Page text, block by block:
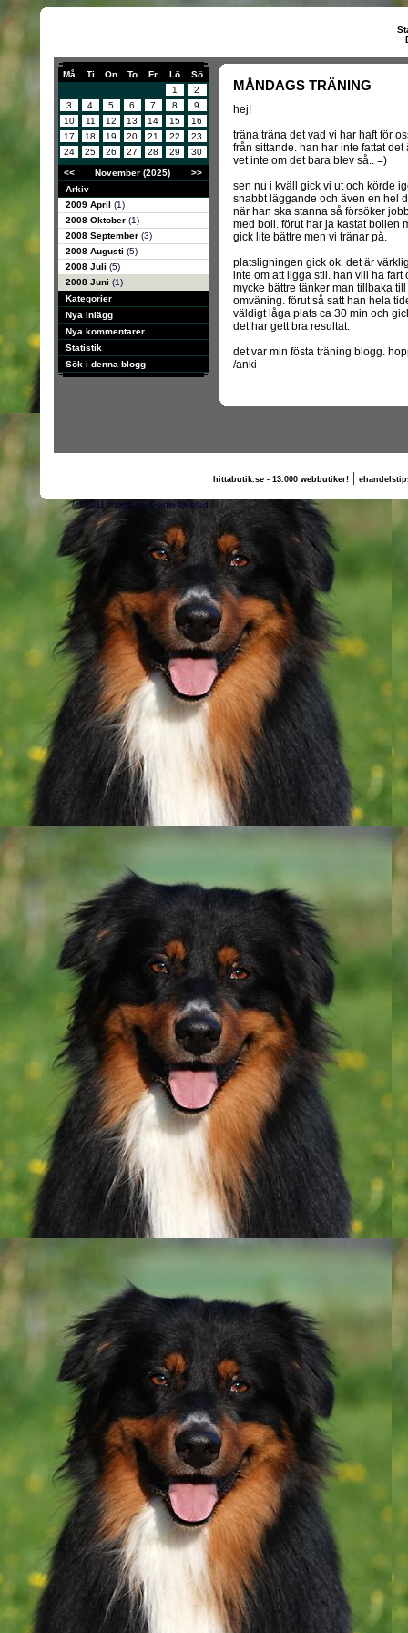
Må Ti On To Fr Lö
Sö
1
2
3
4 5 6 7 8
9
10
11 12 13 14 15
16
17
18 19 20 21 22
23
24
25 26 27 28 29 30
<< November (2025)
>>
Arkiv
2009 April (1)
2008 Oktober (1)
2008 September (3)
2008 Augusti (5)
2008 Juli (5)
2008 Juni (1)
Kategorier
Nya inlägg
Nya kommentarer
Statistik
Sök i denna blogg
MÅNDAGS TRÄNING
hej!
träna träna det vad vi har haft för
från sittande. han har inte fattat
vet inte om det bara blev så.. =)
sen nu i kväll gick vi ut och körde
snabbt läggande och även en hel
när han ska stanna så försöker
med boll. förut har ja kastat bollen
gick lite bättre men vi tränar på.
platsligningen gick ok. det är
inte om att ligga stil. han vill ha
mycke bättre tänker man tillbaka
omväning. förut så satt han hela
väldigt låga plats ca 30 min och
det har gett bra resultat.
det var min fösta träning blogg.
/anki
hittabutik.se - 13.000 webbutiker!|
(c) 2011, nogg.se & anki liljeblad